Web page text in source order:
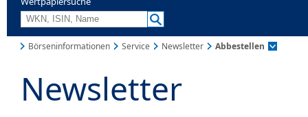
Börseninformationen Service Newsletter Abbestellen
Newsletter